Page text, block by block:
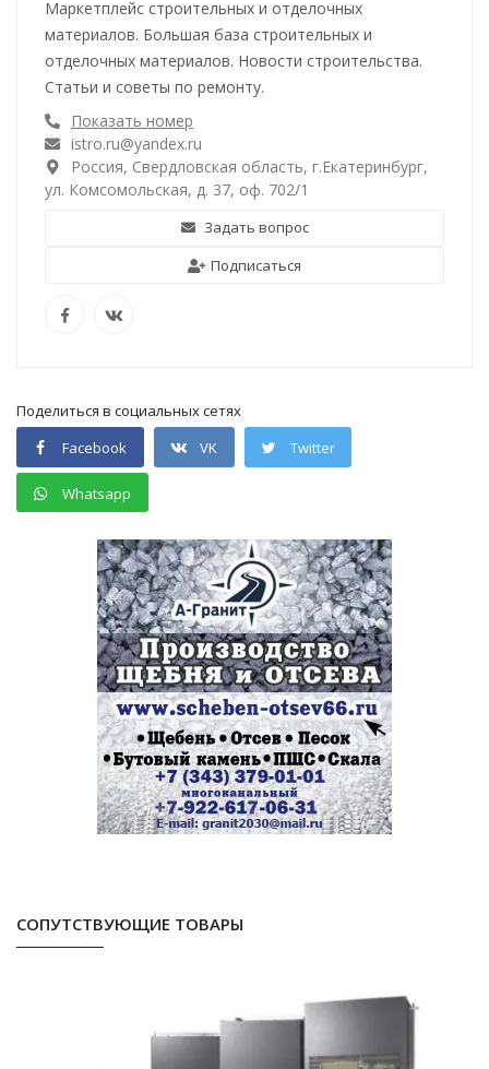
Маркетплейс строительных и отделочных
материалов. Большая база строительных и
отделочных материалов. Новости строительства.
Статьи и советы по ремонту.
Показать номер
istro.ru@yandex.ru
Россия, Свердловская область, г.Екатеринбург,
ул. Комсомольская, д. 37, оф. 702/1
Задать вопрос
Подписаться
Поделиться в социальных сетях
Facebook
VK Twitter
Whatsapp
СОПУТСТВУЮЩИЕ ТОВАРЫ